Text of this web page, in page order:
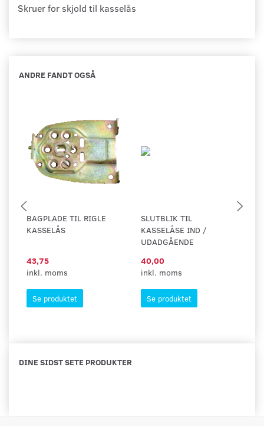
Skruer for skjold til kasselås
ANDRE FANDT OGSÅ
BAGPLADE TIL RIGLE
KASSELÅS
43,75
inkl. moms
Se produktet
SLUTBLIK TIL
KASSELÅSE IND /
UDADGÅENDE
40,00
inkl. moms
Se produktet
DINE SIDST SETE PRODUKTER